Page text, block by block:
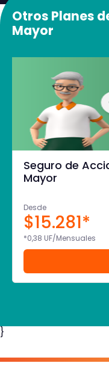
Otros Planes
Mayor
Seguro de
Mayor
Desde
$15.281*
*0,38 UF/Mensuales
}